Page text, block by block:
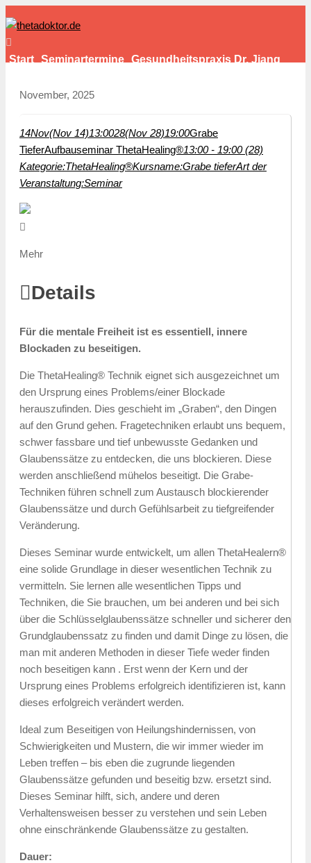
Start Seminartermine Gesundheitspraxis Dr. Jiang
November, 2025
14Nov(Nov 14)13:0028(Nov 28)19:00Grabe
TieferAufbauseminar ThetaHealing®13:00 - 19:00 (28)
Kategorie:ThetaHealing®Kursname:Grabe tieferArt der
Veranstaltung:Seminar
Mehr
Details
Für die mentale Freiheit ist es essentiell, innere
Blockaden zu beseitigen.
Die ThetaHealing® Technik eignet sich ausgezeichnet um
den Ursprung eines Problems/einer Blockade
herauszufinden. Dies geschieht im „Graben“, den Dingen
auf den Grund gehen. Fragetechniken erlaubt uns bequem,
schwer fassbare und tief unbewusste Gedanken und
Glaubenssätze zu entdecken, die uns blockieren. Diese
werden anschließend mühelos beseitigt. Die Grabe-
Techniken führen schnell zum Austausch blockierender
Glaubenssätze und durch Gefühlsarbeit zu tiefgreifender
Veränderung.
Dieses Seminar wurde entwickelt, um allen ThetaHealern®
eine solide Grundlage in dieser wesentlichen Technik zu
vermitteln. Sie lernen alle wesentlichen Tipps und
Techniken, die Sie brauchen, um bei anderen und bei sich
über die Schlüsselglaubenssätze schneller und sicherer den
Grundglaubenssatz zu finden und damit Dinge zu lösen, die
man mit anderen Methoden in dieser Tiefe weder finden
noch beseitigen kann . Erst wenn der Kern und der
Ursprung eines Problems erfolgreich identifizieren ist, kann
dieses erfolgreich verändert werden.
Ideal zum Beseitigen von Heilungshindernissen, von
Schwierigkeiten und Mustern, die wir immer wieder im
Leben treffen – bis eben die zugrunde liegenden
Glaubenssätze gefunden und beseitig bzw. ersetzt sind.
Dieses Seminar hilft, sich, andere und deren
Verhaltensweisen besser zu verstehen und sein Leben
ohne einschränkende Glaubenssätze zu gestalten.
Dauer: